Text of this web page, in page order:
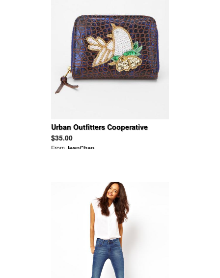
Urban Outfitters Cooperative
Sequin Appliqué Wallet
$35.00
From JeanChan